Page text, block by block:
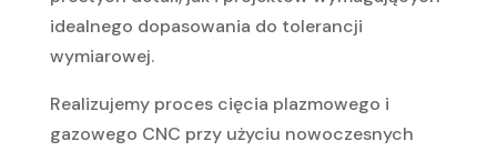
idealnego dopasowania do tolerancji
wymiarowej.
Realizujemy proces cięcia plazmowego i
gazowego CNC przy użyciu nowoczesnych